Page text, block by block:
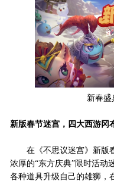
新春盛
新版春节迷宫，四大西游冈
在《不思议迷宫》新版
浓厚的“东方庆典”限时活动
各种道具升级自己的雄狮，